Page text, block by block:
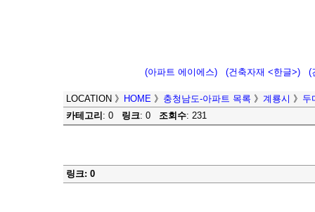
(아파트 에이에스) (건축자재 <한글>) (
LOCATION 》 HOME 》 충청남도-아파트 목록 》 계룡시 》 두
카테고리 : 0 링크: 0 조회수: 231
링크: 0